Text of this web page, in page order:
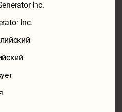
Inc.
Inc.